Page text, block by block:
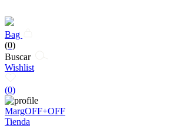
Bag
(0)
Buscar
Wishlist
(0)
MargOFF+OFF
Tienda